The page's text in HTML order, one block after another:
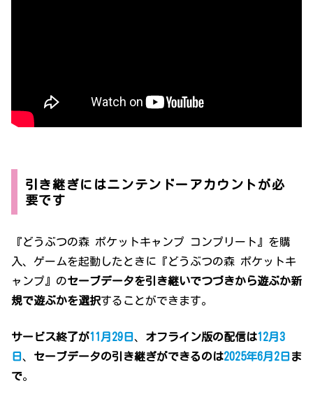
引き継ぎにはニンテンドーアカウントが必
要です
『どうぶつの森 ポケットキャンプ コンプリート』を購
入、ゲームを起動したときに『どうぶつの森 ポケットキ
ャンプ』のセーブデータを引き継いでつづきから遊ぶか新
規で遊ぶかを選択することができます。
サービス終了が11月29日 、 オフライン版の配信は12月3
日 、 セーブデータの引き継ぎができるのは2025年6月2日 ま
で。